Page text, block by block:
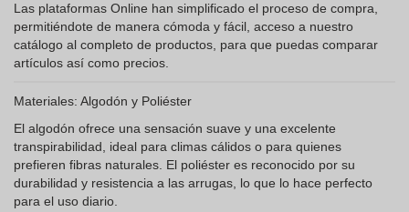
Las plataformas Online han simplificado el proceso de compra,
permitiéndote de manera cómoda y fácil, acceso a nuestro
catálogo al completo de productos, para que puedas comparar
artículos así como precios.
Materiales: Algodón y Poliéster
El algodón ofrece una sensación suave y una excelente
transpirabilidad, ideal para climas cálidos o para quienes
prefieren fibras naturales. El poliéster es reconocido por su
durabilidad y resistencia a las arrugas, lo que lo hace perfecto
para el uso diario.